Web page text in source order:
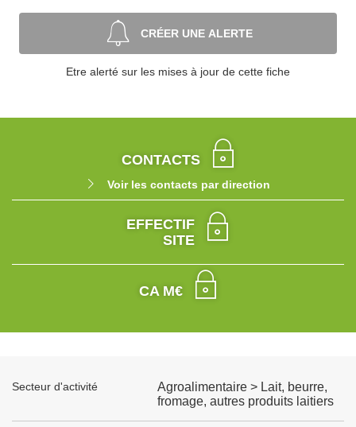
CRÉER UNE ALERTE
Etre alerté sur les mises à jour de cette fiche
CONTACTS
Voir les contacts par direction
EFFECTIF
SITE
CA M€
Secteur d'activité
Agroalimentaire > Lait, beurre,
fromage, autres produits laitiers